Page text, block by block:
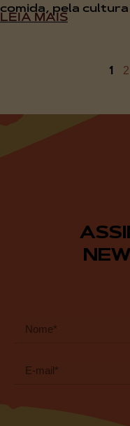
comida, pela cultura
LEIA MAIS
1 2